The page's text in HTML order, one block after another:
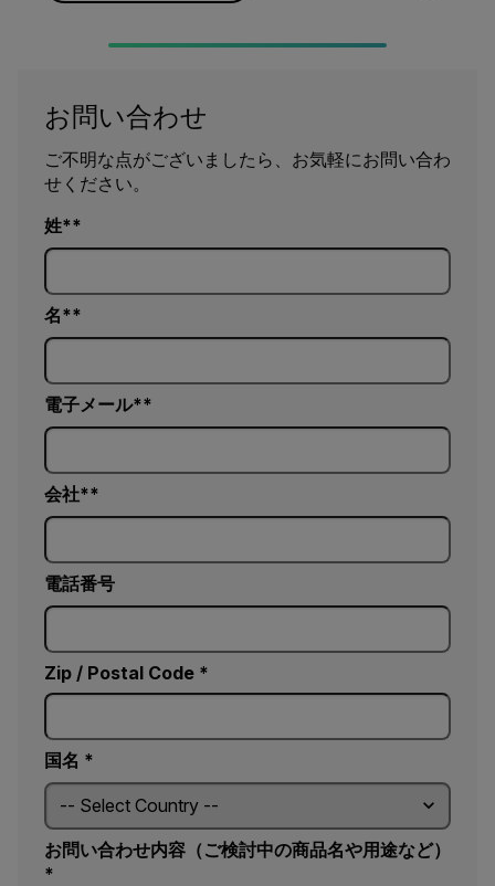
お問い合わせ
ご不明な点がございましたら、お気軽にお問い合わ
せください。
姓*
名*
電子メール*
会社*
電話番号
Zip / Postal Code *
国名 *
お問い合わせ内容（ご検討中の商品名や用途など）
*